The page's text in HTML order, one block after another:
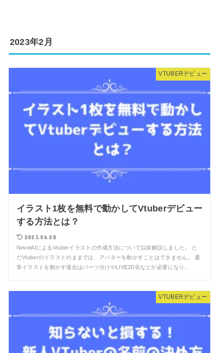
2023年2月
VTUBERデビュー
イラスト1枚を無料で動かしてVtuberデビュー
する方法とは？
2023.06.20
NovelAIによるVtuberイラストの作成方法について以前解説しました。 た
だVtuberのイラストのままでは、アバターを動かすことはできません。 通
常イラストを動かす場合はパーツ分けやLIVE2D化などが必要になり...
VTUBERデビュー